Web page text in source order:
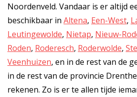
Noordenveld. Vandaar is er altijd
beschikbaar in Altena, Een-West,
Leutingewolde, Nietap, Nieuw-
Roden, Roderesch, Roderwolde,
Veenhuizen, en in de rest van de
in de rest van de provincie
rekenen. Zo is er te allen tijde